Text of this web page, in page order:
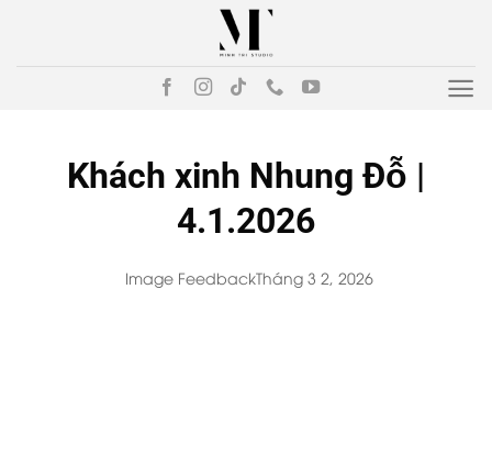
Khách xinh Nhung Đỗ |
4.1.2026
Image FeedbackTháng 3 2, 2026